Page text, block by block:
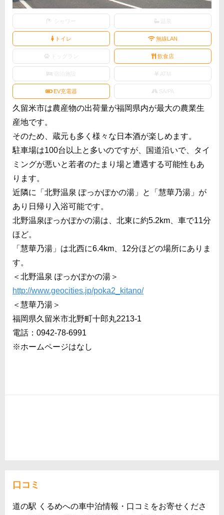
トイレ 無線LAN
ドッグラン 飲食店
宿泊施設 ATM
EV充電器 SA/PA
久留米市は農産物の出荷量が福岡県内が最大の農業生
産地です。
そのため、蔵元も多く様々な日本酒が楽しめます。
駐車場は100台以上と多いのですが、国道沿いで、タイ
ミングが悪いと若者のたまり場と遭遇する可能性もあ
ります。
近隣に「北野温泉 ぽっかぽかの湯」と「慧華乃湯」が
あり日帰り入浴可能です。
北野温泉ぽっかぽかの湯は、北東に約5.2km、車で11分
ほど。
「慧華乃湯」は北西に6.4km、12分ほどの場所にありま
す。
＜北野温泉 ぽっかぽかの湯＞
http://www.geocities.jp/poka2_kitano/
＜慧華乃湯＞
福岡県久留米市北野町十郎丸2213-1
電話：0942-78-6991
※ホームページはなし
口コミ
道の駅 くるめへの車中泊情報・口コミをお寄せくださ